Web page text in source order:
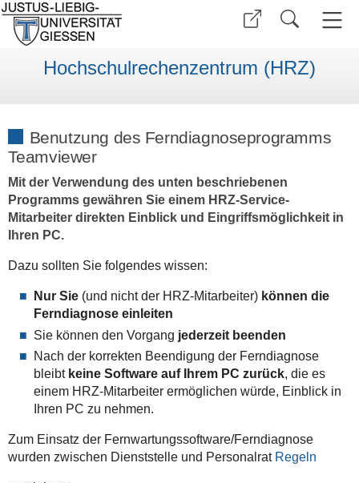
Hochschulrechenzentrum (HRZ)
Benutzung des Ferndiagnoseprogramms
Teamviewer
Mit der Verwendung des unten beschriebenen
Programms gewähren Sie einem HRZ-Service-
Mitarbeiter direkten Einblick und Eingriffsmöglichkeit in
Ihren PC.
Dazu sollten Sie folgendes wissen:
Nur Sie(und nicht der HRZ-Mitarbeiter) können die
Ferndiagnose einleiten
Sie können den Vorgang jederzeit beenden
Nach der korrekten Beendigung der Ferndiagnose
bleibtkeine Software auf Ihrem PC zurück, die es
einem HRZ-Mitarbeiter ermöglichen würde, Einblick in
Ihren PC zu nehmen.
Zum Einsatz der Fernwartungssoftware/Ferndiagnose
wurden zwischen Dienststelle und Personalrat Regeln